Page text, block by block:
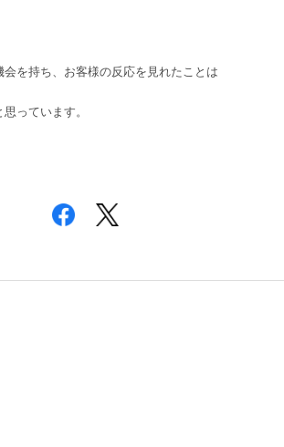
を持ち、お客様の反応を見れたことは
っています。